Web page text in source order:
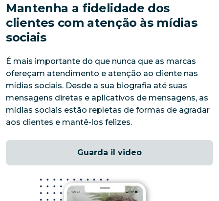
Mantenha a fidelidade dos
clientes com atenção às mídias
sociais
É mais importante do que nunca que as marcas
ofereçam atendimento e atenção ao cliente nas
mídias sociais. Desde a sua biografia até suas
mensagens diretas e aplicativos de mensagens, as
mídias sociais estão repletas de formas de agradar
aos clientes e mantê-los felizes.
Guarda il video